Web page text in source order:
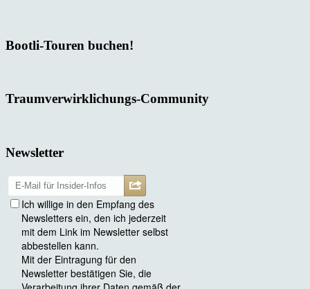
Bootli-Touren buchen!
Traumverwirklichungs-Community
Newsletter